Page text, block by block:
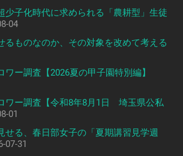
少子化時代に求められる「農耕型」生徒
04
るものなのか、その対象を改めて考える
ワー調査【2026夏の甲子園特別編】
ワー調査【令和8年8月1日 埼玉県公私
01
せる、春日部女子の「夏期講習見学週
07-31